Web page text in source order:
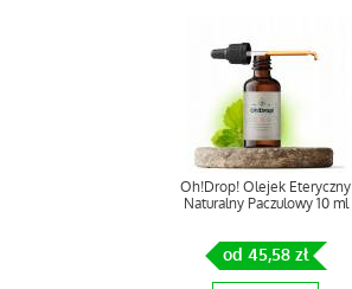
Oh!Drop! Olejek Eteryczny
Naturalny Paczulowy 10 ml
od 45,58 zł